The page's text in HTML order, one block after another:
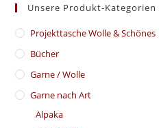
Unsere Produkt-Kategorien
​Projekttasche Wolle & Schönes
Bücher
Garne / Wolle
Garne nach Art
Alpaka